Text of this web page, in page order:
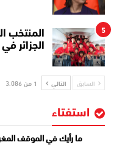
5
الجزائر
السابق التالي 1 من 3٬086
استفتاء
ما رأيك في الموقف